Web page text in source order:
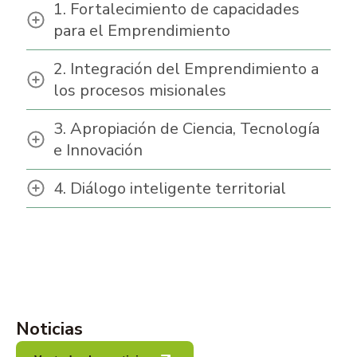
1. Fortalecimiento de capacidades
para el Emprendimiento
2. Integración del Emprendimiento a
los procesos misionales
3. Apropiación de Ciencia, Tecnología
e Innovación
4. Diálogo inteligente territorial
Noticias